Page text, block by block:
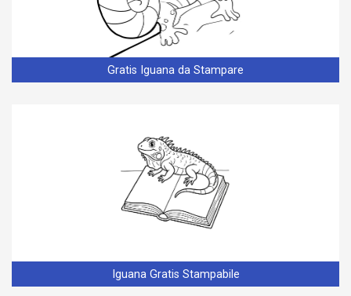
Gratis Iguana da Stampare
Iguana Gratis Stampabile